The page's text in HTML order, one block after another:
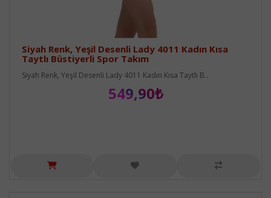
Siyah Renk, Yeşil Desenli Lady 4011 Kadın Kısa
Taytlı Büstiyerli Spor Takım
Siyah Renk, Yeşil Desenli Lady 4011 Kadın Kısa Taytlı B..
549,90₺